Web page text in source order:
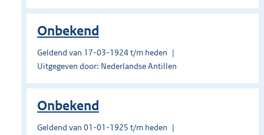
Onbekend
Geldend van 17-03-1924 t/m heden
Uitgegeven door: Nederlandse Antillen
Onbekend
Geldend van 01-01-1925 t/m heden